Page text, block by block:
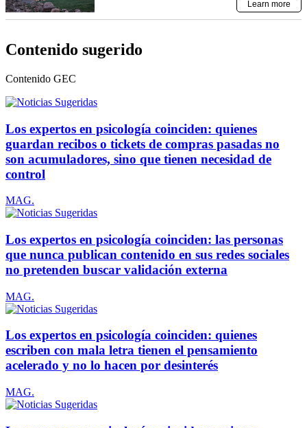
Contenido sugerido
Contenido GEC
Los expertos en psicología coinciden: quienes
guardan recibos o tickets de compras pasadas no
son acumuladores, sino que tienen necesidad de
control
MAG.
Los expertos en psicología coinciden: las personas
que nunca publican contenido en sus redes sociales
no pretenden buscar validación externa
MAG.
Los expertos en psicología coinciden: quienes
escriben con mala letra tienen el pensamiento
acelerado y no lo hacen por desinterés
MAG.